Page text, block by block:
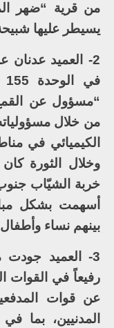
من قرية “ضهر
يسيطر عليها
2- العميد عدنان
“مسؤول عن
من خلال
الكيميائي في
وخلال الثورة
خربة الشيّاب
أسهمت بشكل
بينهم نساء
3- العميد
رفيعاً في القوات
عن قوات
المدنيين، بما